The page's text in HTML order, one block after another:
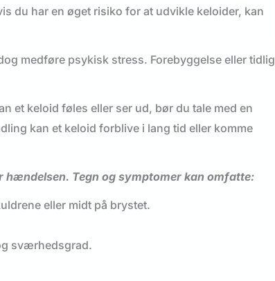
du har en øget risiko for at udvikle keloider, kan
medføre psykisk stress. Forebyggelse eller tidlig
et keloid føles eller ser ud, bør du tale med en
kan et keloid forblive i lang tid eller komme
hændelsen. Tegn og symptomer kan omfatte:
eller midt på brystet.
sværhedsgrad.